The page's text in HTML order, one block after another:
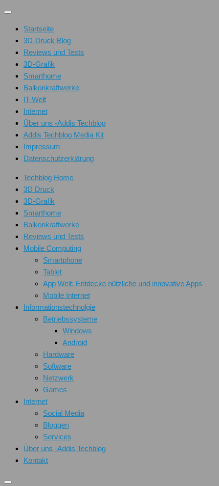
Unter
Inhalt
Startseite
3D-Druck Blog
Reviews und Tests
3D-Grafik
Smarthome
Balkonkraftwerke
IT-Welt
Internet
Über uns -Addis Techblog
Addis Techblog Media Kit
Impressum
Datenschutzerklärung
Techblog Home
3D Druck
3D-Grafik
Smarthome
Balkonkraftwerke
Reviews und Tests
Mobile Computing
Smartphone
Tablet
App Welt: Entdecke nützliche und innovative Apps
Mobile Internet
Informationstechnolgie
Betriebssysteme
Windows
Android
Hardware
Software
Netzwerk
Games
Internet
Social Media
Bloggen
Services
Über uns -Addis Techblog
Kontakt